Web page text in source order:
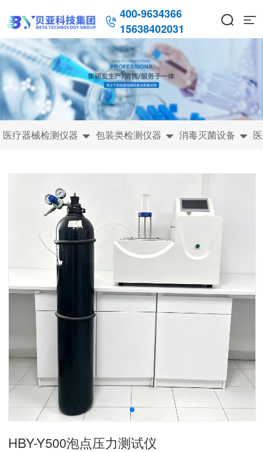
 400-9634366
15638402031
 
医疗器械检测仪器  包装类检测仪器  消毒灭菌设备 
HBY-Y500泡点压力测试仪